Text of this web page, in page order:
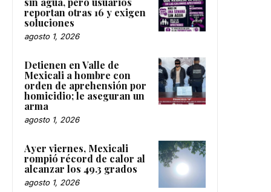
reportan otras 16 y exigen
soluciones
agosto 1, 2026
Detienen en Valle de
Mexicali a hombre con
orden de aprehensión por
homicidio; le aseguran un
arma
agosto 1, 2026
Ayer viernes, Mexicali
rompió récord de calor al
alcanzar los 49.3 grados
agosto 1, 2026